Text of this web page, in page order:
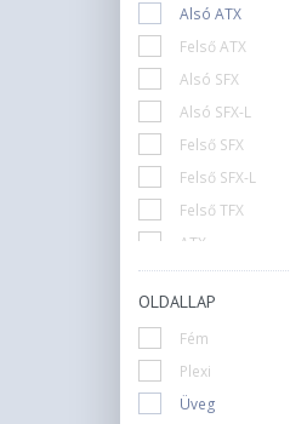
Phanteks
Sharkoon
Alsó ATX
Felső ATX
Alsó SFX
Alsó SFX-L
Felső SFX
Felső SFX-L
Felső TFX
ATX
Külső (Adapter)
N/A
OLDALLAP
Fém
Plexi
Üveg